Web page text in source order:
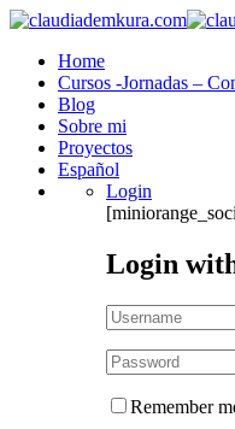
Home
Cursos -Jornadas –
Blog
Sobre mi
Proyectos
Español
Login
Login
Remember